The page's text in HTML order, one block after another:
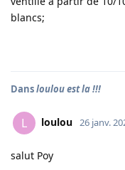
blancs;
Dansloulou est la !!!
L loulou 26 janv.
salut Poy